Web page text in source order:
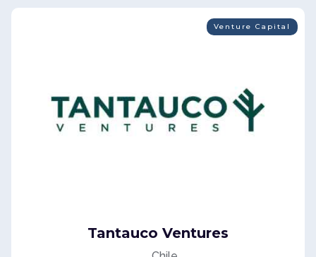
Venture Capital
Tantauco Ventures